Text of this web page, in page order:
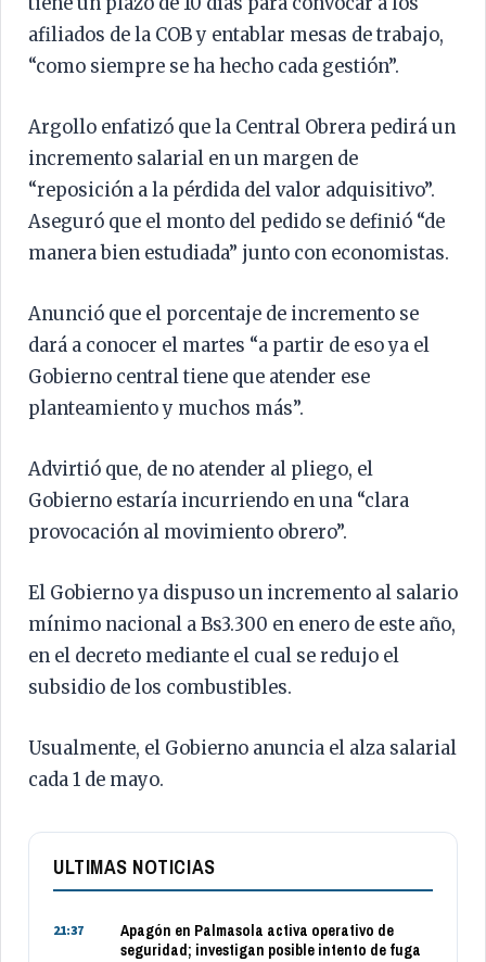
afiliados de la COB y entablar mesas de trabajo,
“como siempre se ha hecho cada gestión”.
Argollo enfatizó que la Central Obrera pedirá un
incremento salarial en un margen de
“reposición a la pérdida del valor adquisitivo”.
Aseguró que el monto del pedido se definió “de
manera bien estudiada” junto con economistas.
Anunció que el porcentaje de incremento se
dará a conocer el martes “a partir de eso ya el
Gobierno central tiene que atender ese
planteamiento y muchos más”.
Advirtió que, de no atender al pliego, el
Gobierno estaría incurriendo en una “clara
provocación al movimiento obrero”.
El Gobierno ya dispuso un incremento al salario
mínimo nacional a Bs3.300 en enero de este año,
en el decreto mediante el cual se redujo el
subsidio de los combustibles.
Usualmente, el Gobierno anuncia el alza salarial
cada 1 de mayo.
ULTIMAS NOTICIAS
21:37
Apagón en Palmasola activa operativo de
seguridad; investigan posible intento de fuga